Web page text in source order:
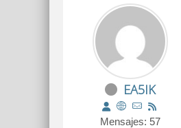
EA5IK
Mensajes: 57